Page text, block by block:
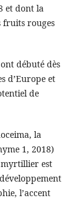
et dont la
fruits rouges
débuté dès
d’Europe et
de
la
1, 2018)
myrtillier est
l’accent